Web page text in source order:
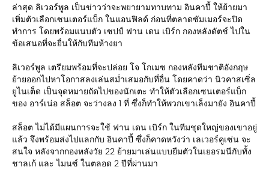
ล่าสุด ลิเวอร์พูล เป็นข่าวว่าจะพยายามทาบทาม อินคาปี้ ให้ย้ายมา
เพิ่มตัวเลือกเซนเตอร์แบ็ก ในแอนฟิลด์ ก่อนที่ตลาดซัมเมอร์จะปิด
ทำการ โดยพร้อมแนบตัว เซปป์ ฟาน เดน เบิร์ก กองหลังดัตช์ ไปใน
ข้อเสนอที่จะยื่นให้กับทีมห้างยา
ลิเวอร์พูล เตรียมพร้อมที่จะปล่อย โจ โกเมซ กองหลังทีมชาติอังกฤษ
ย้ายออกไปหาโอกาสลงเล่นสม่ำเสมอกับที่อื่น โดยคาดว่า นิวคาสเซิ่ล
ยูไนเต็ด เป็นจุดหมายถัดไปของนักเตะ ทำให้ตัวเลือกเซนเตอร์แบ็ก
ของ อาร์เน่อ สล็อต จะว่างลง 1 ที่ ซึ่งก็ทำให้พวกเขาเล็งมายัง อินคาปี้
สล็อต ไม่ได้มีแผนการจะใช้ ฟาน เดน เบิร์ก ในทีมชุดใหญ่ของเขาอยู่
แล้ว จึงพร้อมส่งไปแลกกับ อินคาปี้ ซึ่งก็คาดหวังว่า เลเวอร์คูเซ่น จะ
สนใจ หลังจากกองหลังวัย 22 ย้ายมาเล่นแบบยืมตัวในเยอรมนีกับทั้ง
ชาลเก้ และ ไมนซ์ ในตลอด 2 ปีที่ผ่านมา